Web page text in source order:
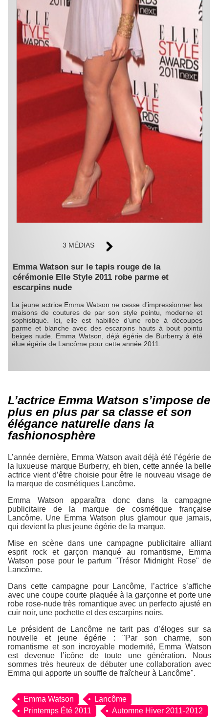
3 MÉDIAS
Emma Watson sur le tapis rouge de la
cérémonie Elle Style 2011 robe parme et
escarpins nude
La jeune actrice Emma Watson ne cesse d’impressionner les
maisons de coutures de par son style pointu, moderne et
sophistiqué. Ici, elle est habillée d’une robe à découpes
parme et blanche avec des escarpins hauts à bout pointu
beiges nude. Emma Watson, déjà égérie de Burberry à été
élue égérie de Lancôme pour cette année 2011.
L’actrice Emma Watson s’impose de
plus en plus par sa classe et son
élégance naturelle dans la
fashionosphère
L’année dernière, Emma Watson avait déjà été l’égérie de
la luxueuse marque Burberry, eh bien, cette année la belle
actrice vient d’être choisie pour être le nouveau visage de
la marque de cosmétiques Lancôme.
Emma Watson apparaîtra donc dans la campagne
publicitaire de la marque de cosmétique française
Lancôme. Une Emma Watson plus glamour que jamais,
qui devient la plus jeune égérie de la marque.
Mise en scène dans une campagne publicitaire alliant
esprit rock et garçon manqué au romantisme, Emma
Watson pose pour le parfum "Trésor Midnight Rose" de
Lancôme.
Dans cette campagne pour Lancôme, l’actrice s’affiche
avec une coupe courte plaquée à la garçonne et porte une
robe rose-nude très romantique avec un perfecto ajusté en
cuir noir, une pochette et des escarpins noirs.
Le président de Lancôme ne tarit pas d’éloges sur sa
nouvelle et jeune égérie : "Par son charme, son
romantisme et son incroyable modernité, Emma Watson
est devenue l’icône de toute une génération. Nous
sommes très heureux de débuter une collaboration avec
Emma qui apporte un souffle de fraîcheur à Lancôme".
Emma Watson
Lancôme
Printemps Été 2011
Automne Hiver 2011-2012